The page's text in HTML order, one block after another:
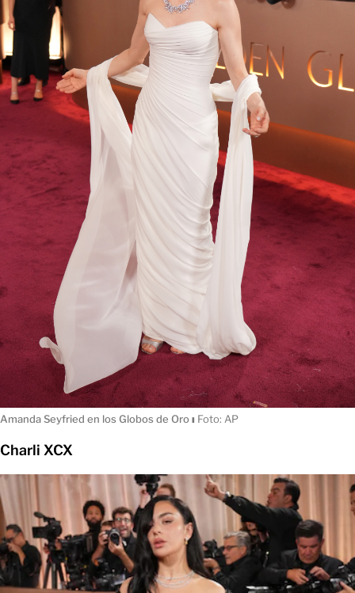
Amanda Seyfried en los Globos de OroıFoto: AP
Charli XCX